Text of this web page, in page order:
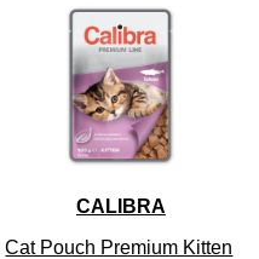
30
CALIBRA
Cat Pouch Premium Kitten